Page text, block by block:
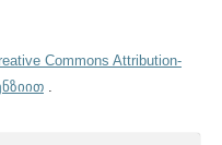
Commons Attribution-
.